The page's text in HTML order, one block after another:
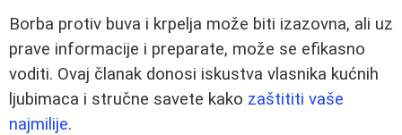
Borba protiv buva i krpelja može biti izazovna, ali uz
prave informacije i preparate, može se efikasno
voditi. Ovaj članak donosi iskustva vlasnika kućnih
ljubimaca i stručne savete kako zaštititi vaše
najmilije.